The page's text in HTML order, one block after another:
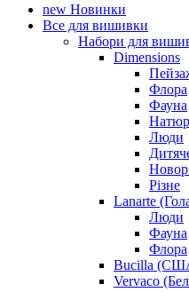
new Новинки
Все для вишивки
Набори для
Dimensions
Флора
Фауна
Люди
Різне
Lanarte
Люди
Фауна
Флора
Bucilla
Vervaco